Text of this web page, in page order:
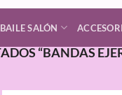
BAILE SALÓN
“BANDAS